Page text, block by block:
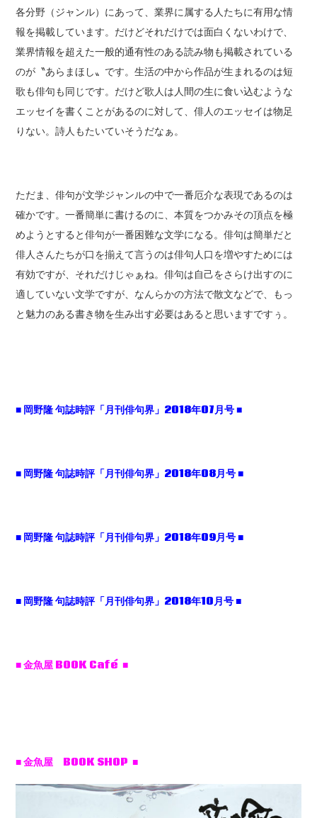
各分野（ジャンル）にあって、業界に属する人たちに有用な情
報を掲載しています。だけどそれだけでは面白くないわけで、
業界情報を超えた一般的通有性のある読み物も掲載されている
のが〝あらまほし〟です。生活の中から作品が生まれるのは短
歌も俳句も同じです。だけど歌人は人間の生に食い込むような
エッセイを書くことがあるのに対して、俳人のエッセイは物足
りない。詩人もたいていそうだなぁ。
ただま、俳句が文学ジャンルの中で一番厄介な表現であるのは
確かです。一番簡単に書けるのに、本質をつかみその頂点を極
めようとすると俳句が一番困難な文学になる。俳句は簡単だと
俳人さんたちが口を揃えて言うのは俳句人口を増やすためには
有効ですが、それだけじゃぁね。俳句は自己をさらけ出すのに
適していない文学ですが、なんらかの方法で散文などで、もっ
と魅力のある書き物を生み出す必要はあると思いますですぅ。
■ 岡野隆句誌時評「月刊俳句界」2018年07月号 ■
■ 岡野隆句誌時評「月刊俳句界」2018年08月号 ■
■ 岡野隆句誌時評「月刊俳句界」2018年09月号 ■
■ 岡野隆句誌時評「月刊俳句界」2018年10月号 ■
■ 金魚屋 BOOK Café ■
■ 金魚屋 BOOK SHOP ■